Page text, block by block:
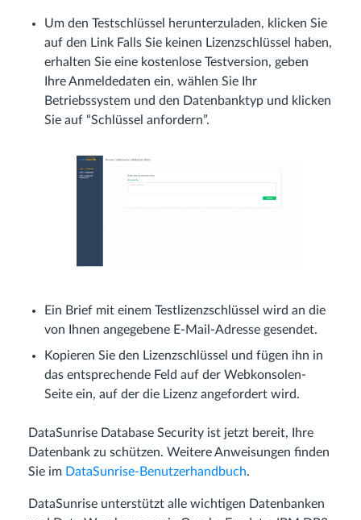
Um den Testschlüssel herunterzuladen, klicken Sie
auf den Link Falls Sie keinen Lizenzschlüssel haben,
erhalten Sie eine kostenlose Testversion, geben
Ihre Anmeldedaten ein, wählen Sie Ihr
Betriebssystem und den Datenbanktyp und klicken
Sie auf “Schlüssel anfordern”.
Ein Brief mit einem Testlizenzschlüssel wird an die
von Ihnen angegebene E-Mail-Adresse gesendet.
Kopieren Sie den Lizenzschlüssel und fügen ihn in
das entsprechende Feld auf der Webkonsolen-
Seite ein, auf der die Lizenz angefordert wird.
DataSunrise Database Security ist jetzt bereit, Ihre
Datenbank zu schützen. Weitere Anweisungen finden
Sie im DataSunrise-Benutzerhandbuch.
DataSunrise unterstützt alle wichtigen Datenbanken